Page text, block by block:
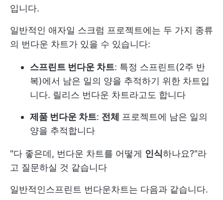
입니다.
일반적인 애자일 스크럼 프로젝트에는 두 가지 종류
의 번다운 차트가 있을 수 있습니다:
스프린트 번다운 차트: 특정 스프린트(2주 반
복)에서 남은 일의 양을 추적하기 위한 차트입
니다. 릴리스 번다운 차트라고도 합니다
제품 번다운 차트: 전체 프로젝트에 남은 일의
양을 추적합니다
"다 좋은데, 번다운 차트를 어떻게 인식하나요?"라
고 질문하실 것 같습니다
일반적인스프린트 번다운차트는 다음과 같습니다.